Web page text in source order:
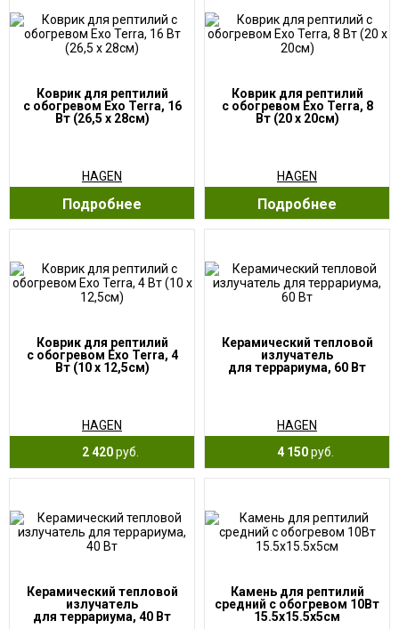
Коврик для рептилий
с обогревом Exo Terra, 16
Вт (26,5 x 28см)
HAGEN
Подробнее
Коврик для рептилий
с обогревом Exo Terra, 8
Вт (20 x 20см)
HAGEN
Подробнее
Коврик для рептилий
с обогревом Exo Terra, 4
Вт (10 x 12,5см)
HAGEN
2 420руб.
Керамический тепловой
излучатель
для террариума, 60 Вт
HAGEN
4 150руб.
Керамический тепловой
излучатель
для террариума, 40 Вт
Камень для рептилий
средний с обогревом 10Вт
15.5х15.5х5см